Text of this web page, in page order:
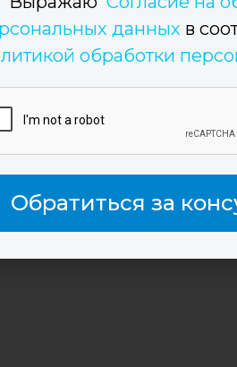
таких, как:
складывания и
данных в
обработки
Обратиться за